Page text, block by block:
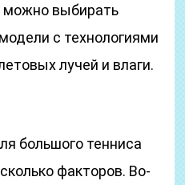
можно выбирать
с технологиями
лучей и влаги.
большого тенниса
факторов. Во-